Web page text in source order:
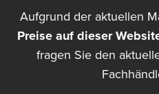
Aufgrund der aktuellen
Preise auf dieser
fragen Sie den